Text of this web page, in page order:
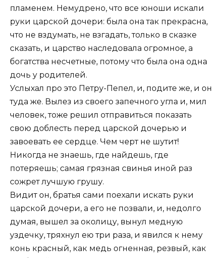
пламенем. Немудрено, что все юноши искали
руки царской дочери: была она так прекрасна,
что не вздумать, не взгадать, только в сказке
сказать, и царство наследовала огромное, а
богатства несчетные, потому что была она одна
дочь у родителей.
Услыхал про это Петру-Пепел, и, подите же, и он
туда же. Вылез из своего запечного угла и, мил
человек, тоже решил отправиться показать
свою доблесть перед царской дочерью и
завоевать ее сердце. Чем черт не шутит!
Никогда не знаешь, где найдешь, где
потеряешь; самая грязная свинья иной раз
сожрет лучшую грушу.
Видит он, братья сами поехали искать руки
царской дочери, а его не позвали, и, недолго
думая, вышел за околицу, вынул медную
уздечку, тряхнул ею три раза, и явился к нему
конь красный, как медь огненная, резвый, как